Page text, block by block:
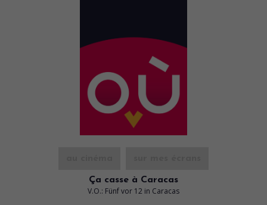
Ça casse à Caracas
V.O.: Fünf vor 12 in Caracas